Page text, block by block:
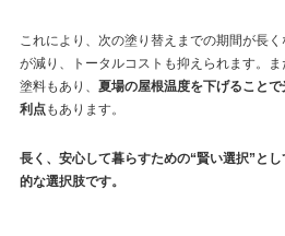
これにより、次の塗り替えまでの期間が長
が減り、トータルコストも抑えられます。
塗料もあり、 夏場の屋根温度を下げること
利点もあります。
長く、安心して暮らすための“賢い選択”と
的な選択肢です。